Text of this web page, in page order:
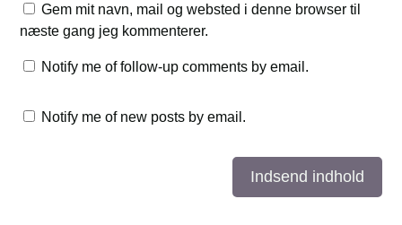
Gem mit navn, mail og websted i denne browser til
næste gang jeg kommenterer.
Notify me of follow-up comments by email.
Notify me of new posts by email.
Indsend indhold